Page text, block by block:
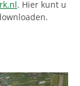
. Hier kunt u